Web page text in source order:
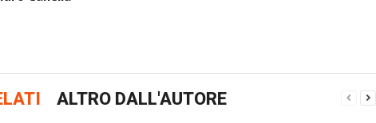
ALTRO DALL'AUTORE